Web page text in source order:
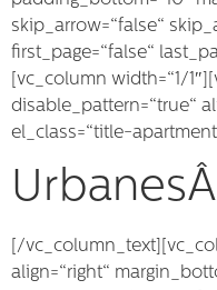
skip_arrow=“false“
first_page=“false“
[vc_column width=“1/
disable_pattern=“true“
el_class=“title-
[/
align=“right“